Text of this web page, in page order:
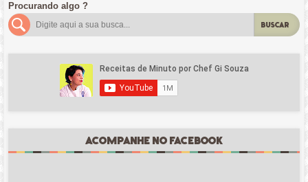
Procurando algo ?
BUSCAR
ACOMPANHE NO FACEBOOK